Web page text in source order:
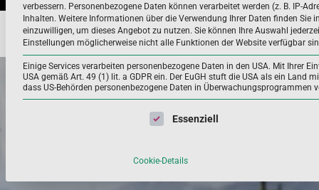
Home Nährstoffe und weitere Sekundäre Pflanzenstoffe
verbessern. Personenbezogene Daten können verarbeitet werden (z. B. IP-
Inhalten. Weitere Informationen über die Verwendung Ihrer Daten finden Sie
einzuwilligen, um dieses Angebot zu nutzen. Sie können Ihre Auswahl
Einstellungen möglicherweise nicht alle Funktionen der Website verfügbar
Einige Services verarbeiten personenbezogene Daten in den USA. Mit Ihrer
USA gemäß Art. 49 (1) lit. a GDPR ein. Der EuGH stuft die USA als ein Land
dass US-Behörden personenbezogene Daten in
Es folgt eine Liste der Service-Gruppen, für die eine
Essenziell
Cookie-Details